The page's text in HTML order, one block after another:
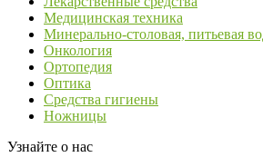
Медицинская техника
Минерально-столовая, питьевая
Онкология
Ортопедия
Оптика
Средства гигиены
Ножницы
Узнайте о нас